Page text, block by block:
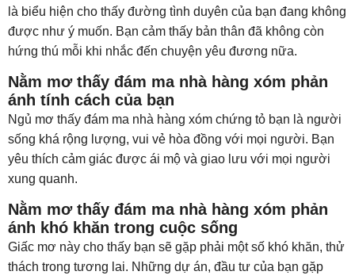
là biểu hiện cho thấy đường tình duyên của bạn đang không
được như ý muốn. Bạn cảm thấy bản thân đã không còn
hứng thú mỗi khi nhắc đến chuyện yêu đương nữa.
Nằm mơ thấy đám ma nhà hàng xóm phản
ánh tính cách của bạn
Ngủ mơ thấy đám ma nhà hàng xóm chứng tỏ bạn là người
sống khá rộng lượng, vui vẻ hòa đồng với mọi người. Bạn
yêu thích cảm giác được ái mộ và giao lưu với mọi người
xung quanh.
Nằm mơ thấy đám ma nhà hàng xóm phản
ánh khó khăn trong cuộc sống
Giấc mơ này cho thấy bạn sẽ gặp phải một số khó khăn, thử
thách trong tương lai. Những dự án, đầu tư của bạn gặp